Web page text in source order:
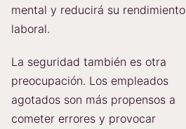
mental y reducirá su rendimiento
laboral.
La seguridad también es otra
preocupación. Los empleados
agotados son más propensos a
cometer errores y provocar